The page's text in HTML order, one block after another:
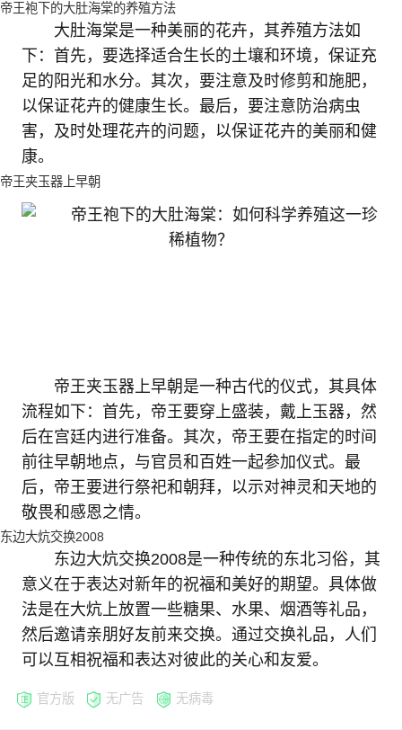
帝王袍下的大肚海棠的养殖方法
大肚海棠是一种美丽的花卉，其养殖方法如
下：首先，要选择适合生长的土壤和环境，保证充
足的阳光和水分。其次，要注意及时修剪和施肥，
以保证花卉的健康生长。最后，要注意防治病虫
害，及时处理花卉的问题，以保证花卉的美丽和健
康。
帝王夹玉器上早朝
帝王夹玉器上早朝是一种古代的仪式，其具体
流程如下：首先，帝王要穿上盛装，戴上玉器，然
后在宫廷内进行准备。其次，帝王要在指定的时间
前往早朝地点，与官员和百姓一起参加仪式。最
后，帝王要进行祭祀和朝拜，以示对神灵和天地的
敬畏和感恩之情。
东边大炕交换2008
东边大炕交换2008是一种传统的东北习俗，其
意义在于表达对新年的祝福和美好的期望。具体做
法是在大炕上放置一些糖果、水果、烟酒等礼品，
然后邀请亲朋好友前来交换。通过交换礼品，人们
可以互相祝福和表达对彼此的关心和友爱。
官方版 无广告 无病毒